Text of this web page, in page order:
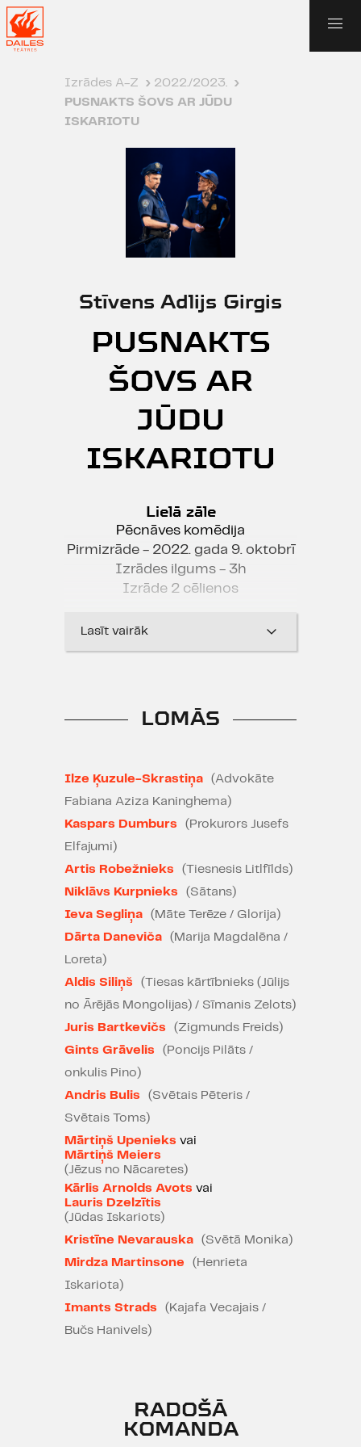
Izrādes A-Z › 2022./2023. ›
PUSNAKTS ŠOVS AR JŪDU
ISKARIOTU
Stīvens Adlijs Girgis
PUSNAKTS
ŠOVS AR
JŪDU
ISKARIOTU
Lielā zāle
Pēcnāves komēdija
Pirmizrāde - 2022. gada 9. oktobrī
Izrādes ilgums - 3h
Izrāde 2 cēlienos
"Aasprātīga, vulgāra un sirsnīga
izrāde, kurā skatītājiem ir, par ko
komēdijām piemīt spēja uzdot
jēgpilnus jautājumus."
30.11.2022.
"Skatīšanās procesā ik pa laikam
pieķer sevi pie domas - vājprātīgā,
par ko tu tagad smejies. Tieši
tādas komēdijas, manuprāt, arī ir
Edīte Tišheizere, "IR" 13.10.2022.
PAR IZRĀDI
To vienu čomiņu zina visi. Jūda
visumā bija superīgs džeks –
kaimiņu puišelim atdeva rotaļu
vilciņu, baroja izsalkušos sētas
kaķus, palīdzēja klibajiem uzkāpt
pa trepēm, paturēja durvis
tantukam, galīgi nav bijis lecīgs,
reizēm gan esot iemetis tā
pavairāk. Bet visi runā tikai par to
kura nolemj uzsākt kašķi ar
šķīstītavas korumpētajiem vīriešu
Lasīt vairāk
LOMĀS
Ilze Ķuzule-Skrastiņa
(Advokāte
Fabiana Aziza Kaninghema)
Kaspars Dumburs
(Prokurors Jusefs
Elfajumi)
Artis Robežnieks
(Tiesnesis Litlfīlds)
Niklāvs Kurpnieks
(Sātans)
Ieva Segliņa
(Māte Terēze / Glorija)
Dārta Daneviča
(Marija Magdalēna /
Loreta)
Aldis Siliņš
(Tiesas kārtībnieks (Jūlijs
no Ārējās Mongolijas) / Sīmanis Zelots)
Juris Bartkevičs
(Zigmunds Freids)
Gints Grāvelis
(Poncijs Pilāts /
onkulis Pino)
Andris Bulis
(Svētais Pēteris /
Svētais Toms)
Mārtiņš Upenieks vai
Mārtiņš Meiers
(Jēzus no Nācaretes)
Kārlis Arnolds Avots vai
Lauris Dzelzītis
(Jūdas Iskariots)
Kristīne Nevarauska
(Svētā Monika)
Mirdza Martinsone
(Henrieta
Iskariota)
Imants Strads
(Kajafa Vecajais /
Bučs Hanivels)
RADOŠĀ
KOMANDA